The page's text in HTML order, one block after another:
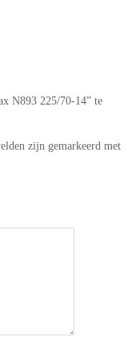
N893 225/70-14” te
zijn gemarkeerd met